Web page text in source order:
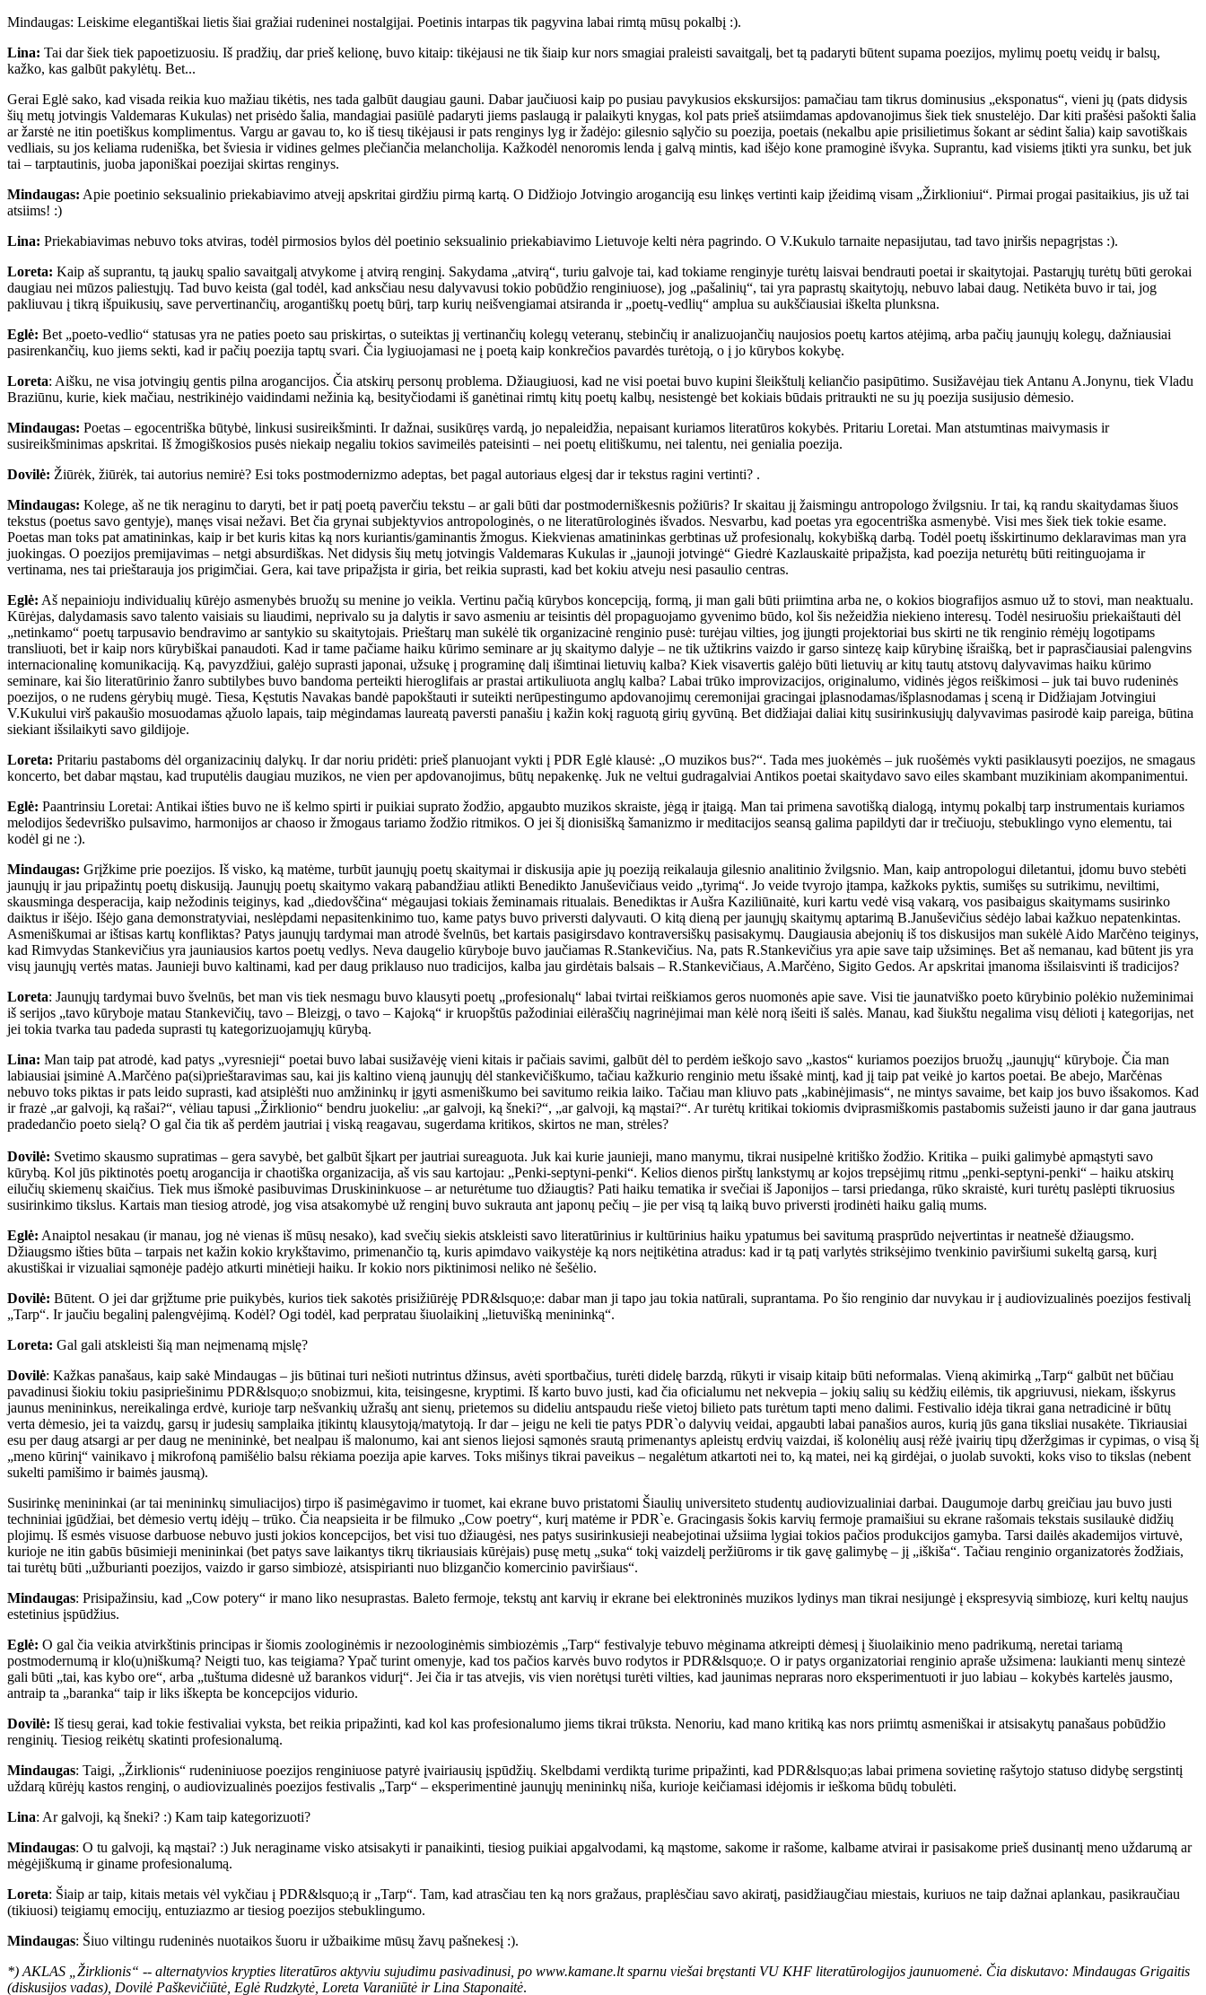
Mindaugas: Leiskime elegantiškai lietis šiai gražiai rudeninei nostalgijai. Poetinis intarpas tik pagyvina labai rimtą mūsų pokalbį :).
Lina: Tai dar šiek tiek papoetizuosiu. Iš pradžių, dar prieš kelionę, buvo kitaip: tikėjausi ne tik šiaip kur nors smagiai praleisti savaitgalį, bet tą padaryti būtent supama poezijos, mylimų poetų veidų ir balsų,
kažko, kas galbūt pakylėtų. Bet...
Gerai Eglė sako, kad visada reikia kuo mažiau tikėtis, nes tada galbūt daugiau gauni. Dabar jaučiuosi kaip po pusiau pavykusios ekskursijos: pamačiau tam tikrus dominusius „eksponatus“, vieni jų (pats didysis
šių metų jotvingis Valdemaras Kukulas) net prisėdo šalia, mandagiai pasiūlė padaryti jiems paslaugą ir palaikyti knygas, kol pats prieš atsiimdamas apdovanojimus šiek tiek snustelėjo. Dar kiti prašėsi pašokti šalia
ar žarstė ne itin poetiškus komplimentus. Vargu ar gavau to, ko iš tiesų tikėjausi ir pats renginys lyg ir žadėjo: gilesnio sąlyčio su poezija, poetais (nekalbu apie prisilietimus šokant ar sėdint šalia) kaip savotiškais
vedliais, su jos keliama rudeniška, bet šviesia ir vidines gelmes plečiančia melancholija. Kažkodėl nenoromis lenda į galvą mintis, kad išėjo kone pramoginė išvyka. Suprantu, kad visiems įtikti yra sunku, bet juk
tai – tarptautinis, juoba japoniškai poezijai skirtas renginys.
Mindaugas: Apie poetinio seksualinio priekabiavimo atvejį apskritai girdžiu pirmą kartą. O Didžiojo Jotvingio aroganciją esu linkęs vertinti kaip įžeidimą visam „Žirklioniui“. Pirmai progai pasitaikius, jis už tai
atsiims! :)
Lina: Priekabiavimas nebuvo toks atviras, todėl pirmosios bylos dėl poetinio seksualinio priekabiavimo Lietuvoje kelti nėra pagrindo. O V.Kukulo tarnaite nepasijutau, tad tavo įniršis nepagrįstas :).
Loreta: Kaip aš suprantu, tą jaukų spalio savaitgalį atvykome į atvirą renginį. Sakydama „atvirą“, turiu galvoje tai, kad tokiame renginyje turėtų laisvai bendrauti poetai ir skaitytojai. Pastarųjų turėtų būti gerokai
daugiau nei mūzos paliestųjų. Tad buvo keista (gal todėl, kad anksčiau nesu dalyvavusi tokio pobūdžio renginiuose), jog „pašalinių“, tai yra paprastų skaitytojų, nebuvo labai daug. Netikėta buvo ir tai, jog
pakliuvau į tikrą išpuikusių, save pervertinančių, arogantiškų poetų būrį, tarp kurių neišvengiamai atsiranda ir „poetų-vedlių“ amplua su aukščiausiai iškelta plunksna.
Eglė: Bet „poeto-vedlio“ statusas yra ne paties poeto sau priskirtas, o suteiktas jį vertinančių kolegų veteranų, stebinčių ir analizuojančių naujosios poetų kartos atėjimą, arba pačių jaunųjų kolegų, dažniausiai
pasirenkančių, kuo jiems sekti, kad ir pačių poezija taptų svari. Čia lygiuojamasi ne į poetą kaip konkrečios pavardės turėtoją, o į jo kūrybos kokybę.
Loreta: Aišku, ne visa jotvingių gentis pilna arogancijos. Čia atskirų personų problema. Džiaugiuosi, kad ne visi poetai buvo kupini šleikštulį keliančio pasipūtimo. Susižavėjau tiek Antanu A.Jonynu, tiek Vladu
Braziūnu, kurie, kiek mačiau, nestrikinėjo vaidindami nežinia ką, besityčiodami iš ganėtinai rimtų kitų poetų kalbų, nesistengė bet kokiais būdais pritraukti ne su jų poezija susijusio dėmesio.
Mindaugas: Poetas – egocentriška būtybė, linkusi susireikšminti. Ir dažnai, susikūręs vardą, jo nepaleidžia, nepaisant kuriamos literatūros kokybės. Pritariu Loretai. Man atstumtinas maivymasis ir
susireikšminimas apskritai. Iš žmogiškosios pusės niekaip negaliu tokios savimeilės pateisinti – nei poetų elitiškumu, nei talentu, nei genialia poezija.
Dovilė: Žiūrėk, žiūrėk, tai autorius nemirė? Esi toks postmodernizmo adeptas, bet pagal autoriaus elgesį dar ir tekstus ragini vertinti? .
Mindaugas: Kolege, aš ne tik neraginu to daryti, bet ir patį poetą paverčiu tekstu – ar gali būti dar postmoderniškesnis požiūris? Ir skaitau jį žaismingu antropologo žvilgsniu. Ir tai, ką randu skaitydamas šiuos
tekstus (poetus savo gentyje), manęs visai nežavi. Bet čia grynai subjektyvios antropologinės, o ne literatūrologinės išvados. Nesvarbu, kad poetas yra egocentriška asmenybė. Visi mes šiek tiek tokie esame.
Poetas man toks pat amatininkas, kaip ir bet kuris kitas ką nors kuriantis/gaminantis žmogus. Kiekvienas amatininkas gerbtinas už profesionalų, kokybišką darbą. Todėl poetų išskirtinumo deklaravimas man yra
juokingas. O poezijos premijavimas – netgi absurdiškas. Net didysis šių metų jotvingis Valdemaras Kukulas ir „jaunoji jotvingė“ Giedrė Kazlauskaitė pripažįsta, kad poezija neturėtų būti reitinguojama ir
vertinama, nes tai prieštarauja jos prigimčiai. Gera, kai tave pripažįsta ir giria, bet reikia suprasti, kad bet kokiu atveju nesi pasaulio centras.
Eglė: Aš nepainioju individualių kūrėjo asmenybės bruožų su menine jo veikla. Vertinu pačią kūrybos koncepciją, formą, ji man gali būti priimtina arba ne, o kokios biografijos asmuo už to stovi, man neaktualu.
Kūrėjas, dalydamasis savo talento vaisiais su liaudimi, neprivalo su ja dalytis ir savo asmeniu ar teisintis dėl propaguojamo gyvenimo būdo, kol šis nežeidžia niekieno interesų. Todėl nesiruošiu priekaištauti dėl
„netinkamo“ poetų tarpusavio bendravimo ar santykio su skaitytojais. Prieštarų man sukėlė tik organizacinė renginio pusė: turėjau vilties, jog įjungti projektoriai bus skirti ne tik renginio rėmėjų logotipams
transliuoti, bet ir kaip nors kūrybiškai panaudoti. Kad ir tame pačiame haiku kūrimo seminare ar jų skaitymo dalyje – ne tik užtikrins vaizdo ir garso sintezę kaip kūrybinę išraišką, bet ir paprasčiausiai palengvins
internacionalinę komunikaciją. Ką, pavyzdžiui, galėjo suprasti japonai, užsukę į programinę dalį išimtinai lietuvių kalba? Kiek visavertis galėjo būti lietuvių ar kitų tautų atstovų dalyvavimas haiku kūrimo
seminare, kai šio literatūrinio žanro subtilybes buvo bandoma perteikti hieroglifais ar prastai artikuliuota anglų kalba? Labai trūko improvizacijos, originalumo, vidinės jėgos reiškimosi – juk tai buvo rudeninės
poezijos, o ne rudens gėrybių mugė. Tiesa, Kęstutis Navakas bandė papokštauti ir suteikti nerūpestingumo apdovanojimų ceremonijai gracingai įplasnodamas/išplasnodamas į sceną ir Didžiajam Jotvingiui
V.Kukului virš pakaušio mosuodamas ąžuolo lapais, taip mėgindamas laureatą paversti panašiu į kažin kokį raguotą girių gyvūną. Bet didžiajai daliai kitų susirinkusiųjų dalyvavimas pasirodė kaip pareiga, būtina
siekiant išsilaikyti savo gildijoje.
Loreta: Pritariu pastaboms dėl organizacinių dalykų. Ir dar noriu pridėti: prieš planuojant vykti į PDR Eglė klausė: „O muzikos bus?“. Tada mes juokėmės – juk ruošėmės vykti pasiklausyti poezijos, ne smagaus
koncerto, bet dabar mąstau, kad truputėlis daugiau muzikos, ne vien per apdovanojimus, būtų nepakenkę. Juk ne veltui gudragalviai Antikos poetai skaitydavo savo eiles skambant muzikiniam akompanimentui.
Eglė: Paantrinsiu Loretai: Antikai išties buvo ne iš kelmo spirti ir puikiai suprato žodžio, apgaubto muzikos skraiste, jėgą ir įtaigą. Man tai primena savotišką dialogą, intymų pokalbį tarp instrumentais kuriamos
melodijos šedevriško pulsavimo, harmonijos ar chaoso ir žmogaus tariamo žodžio ritmikos. O jei šį dionisišką šamanizmo ir meditacijos seansą galima papildyti dar ir trečiuoju, stebuklingo vyno elementu, tai
kodėl gi ne :).
Mindaugas: Grįžkime prie poezijos. Iš visko, ką matėme, turbūt jaunųjų poetų skaitymai ir diskusija apie jų poeziją reikalauja gilesnio analitinio žvilgsnio. Man, kaip antropologui diletantui, įdomu buvo stebėti
jaunųjų ir jau pripažintų poetų diskusiją. Jaunųjų poetų skaitymo vakarą pabandžiau atlikti Benedikto Januševičiaus veido „tyrimą“. Jo veide tvyrojo įtampa, kažkoks pyktis, sumišęs su sutrikimu, neviltimi,
skausminga desperacija, kaip nežodinis teiginys, kad „diedovščina“ mėgaujasi tokiais žeminamais ritualais. Benediktas ir Aušra Kaziliūnaitė, kuri kartu vedė visą vakarą, vos pasibaigus skaitymams susirinko
daiktus ir išėjo. Išėjo gana demonstratyviai, neslėpdami nepasitenkinimo tuo, kame patys buvo priversti dalyvauti. O kitą dieną per jaunųjų skaitymų aptarimą B.Januševičius sėdėjo labai kažkuo nepatenkintas.
Asmeniškumai ar ištisas kartų konfliktas? Patys jaunųjų tardymai man atrodė švelnūs, bet kartais pasigirsdavo kontraversiškų pasisakymų. Daugiausia abejonių iš tos diskusijos man sukėlė Aido Marčėno teiginys,
kad Rimvydas Stankevičius yra jauniausios kartos poetų vedlys. Neva daugelio kūryboje buvo jaučiamas R.Stankevičius. Na, pats R.Stankevičius yra apie save taip užsiminęs. Bet aš nemanau, kad būtent jis yra
visų jaunųjų vertės matas. Jaunieji buvo kaltinami, kad per daug priklauso nuo tradicijos, kalba jau girdėtais balsais – R.Stankevičiaus, A.Marčėno, Sigito Gedos. Ar apskritai įmanoma išsilaisvinti iš tradicijos?
Loreta: Jaunųjų tardymai buvo švelnūs, bet man vis tiek nesmagu buvo klausyti poetų „profesionalų“ labai tvirtai reiškiamos geros nuomonės apie save. Visi tie jaunatviško poeto kūrybinio polėkio nužeminimai
iš serijos „tavo kūryboje matau Stankevičių, tavo – Bleizgį, o tavo – Kajoką“ ir kruopštūs pažodiniai eilėraščių nagrinėjimai man kėlė norą išeiti iš salės. Manau, kad šiukštu negalima visų dėlioti į kategorijas, net
jei tokia tvarka tau padeda suprasti tų kategorizuojamųjų kūrybą.
Lina: Man taip pat atrodė, kad patys „vyresnieji“ poetai buvo labai susižavėję vieni kitais ir pačiais savimi, galbūt dėl to perdėm ieškojo savo „kastos“ kuriamos poezijos bruožų „jaunųjų“ kūryboje. Čia man
labiausiai įsiminė A.Marčėno pa(si)prieštaravimas sau, kai jis kaltino vieną jaunųjų dėl stankevičiškumo, tačiau kažkurio renginio metu išsakė mintį, kad jį taip pat veikė jo kartos poetai. Be abejo, Marčėnas
nebuvo toks piktas ir pats leido suprasti, kad atsiplėšti nuo amžininkų ir įgyti asmeniškumo bei savitumo reikia laiko. Tačiau man kliuvo pats „kabinėjimasis“, ne mintys savaime, bet kaip jos buvo išsakomos. Kad
ir frazė „ar galvoji, ką rašai?“, vėliau tapusi „Žirklionio“ bendru juokeliu: „ar galvoji, ką šneki?“, „ar galvoji, ką mąstai?“. Ar turėtų kritikai tokiomis dviprasmiškomis pastabomis sužeisti jauno ir dar gana jautraus
pradedančio poeto sielą? O gal čia tik aš perdėm jautriai į viską reagavau, sugerdama kritikos, skirtos ne man, strėles?
Dovilė: Svetimo skausmo supratimas – gera savybė, bet galbūt šįkart per jautriai sureaguota. Juk kai kurie jaunieji, mano manymu, tikrai nusipelnė kritiško žodžio. Kritika – puiki galimybė apmąstyti savo
kūrybą. Kol jūs piktinotės poetų arogancija ir chaotiška organizacija, aš vis sau kartojau: „Penki-septyni-penki“. Kelios dienos pirštų lankstymų ar kojos trepsėjimų ritmu „penki-septyni-penki“ – haiku atskirų
eilučių skiemenų skaičius. Tiek mus išmokė pasibuvimas Druskininkuose – ar neturėtume tuo džiaugtis? Pati haiku tematika ir svečiai iš Japonijos – tarsi priedanga, rūko skraistė, kuri turėtų paslėpti tikruosius
susirinkimo tikslus. Kartais man tiesiog atrodė, jog visa atsakomybė už renginį buvo sukrauta ant japonų pečių – jie per visą tą laiką buvo priversti įrodinėti haiku galią mums.
Eglė: Anaiptol nesakau (ir manau, jog nė vienas iš mūsų nesako), kad svečių siekis atskleisti savo literatūrinius ir kultūrinius haiku ypatumus bei savitumą prasprūdo neįvertintas ir neatnešė džiaugsmo.
Džiaugsmo išties būta – tarpais net kažin kokio krykštavimo, primenančio tą, kuris apimdavo vaikystėje ką nors neįtikėtina atradus: kad ir tą patį varlytės striksėjimo tvenkinio paviršiumi sukeltą garsą, kurį
akustiškai ir vizualiai sąmonėje padėjo atkurti minėtieji haiku. Ir kokio nors piktinimosi neliko nė šešėlio.
Dovilė: Būtent. O jei dar grįžtume prie puikybės, kurios tiek sakotės prisižiūrėję PDR&lsquo;e: dabar man ji tapo jau tokia natūrali, suprantama. Po šio renginio dar nuvykau ir į audiovizualinės poezijos festivalį
„Tarp“. Ir jaučiu begalinį palengvėjimą. Kodėl? Ogi todėl, kad perpratau šiuolaikinį „lietuvišką menininką“.
Loreta: Gal gali atskleisti šią man neįmenamą mįslę?
Dovilė: Kažkas panašaus, kaip sakė Mindaugas – jis būtinai turi nešioti nutrintus džinsus, avėti sportbačius, turėti didelę barzdą, rūkyti ir visaip kitaip būti neformalas. Vieną akimirką „Tarp“ galbūt net būčiau
pavadinusi šiokiu tokiu pasipriešinimu PDR&lsquo;o snobizmui, kita, teisingesne, kryptimi. Iš karto buvo justi, kad čia oficialumu net nekvepia – jokių salių su kėdžių eilėmis, tik apgriuvusi, niekam, išskyrus
jaunus menininkus, nereikalinga erdvė, kurioje tarp nešvankių užrašų ant sienų, prietemos su dideliu antspaudu rieše vietoj bilieto pats turėtum tapti meno dalimi. Festivalio idėja tikrai gana netradicinė ir būtų
verta dėmesio, jei ta vaizdų, garsų ir judesių samplaika įtikintų klausytoją/matytoją. Ir dar – jeigu ne keli tie patys PDR`o dalyvių veidai, apgaubti labai panašios auros, kurią jūs gana tiksliai nusakėte. Tikriausiai
esu per daug atsargi ar per daug ne menininkė, bet nealpau iš malonumo, kai ant sienos liejosi sąmonės srautą primenantys apleistų erdvių vaizdai, iš kolonėlių ausį rėžė įvairių tipų džeržgimas ir cypimas, o visą šį
„meno kūrinį“ vainikavo į mikrofoną pamišėlio balsu rėkiama poezija apie karves. Toks mišinys tikrai paveikus – negalėtum atkartoti nei to, ką matei, nei ką girdėjai, o juolab suvokti, koks viso to tikslas (nebent
sukelti pamišimo ir baimės jausmą).
Susirinkę menininkai (ar tai menininkų simuliacijos) tirpo iš pasimėgavimo ir tuomet, kai ekrane buvo pristatomi Šiaulių universiteto studentų audiovizualiniai darbai. Daugumoje darbų greičiau jau buvo justi
techniniai įgūdžiai, bet dėmesio vertų idėjų – trūko. Čia neapsieita ir be filmuko „Cow poetry“, kurį matėme ir PDR`e. Gracingasis šokis karvių fermoje pramaišiui su ekrane rašomais tekstais susilaukė didžių
plojimų. Iš esmės visuose darbuose nebuvo justi jokios koncepcijos, bet visi tuo džiaugėsi, nes patys susirinkusieji neabejotinai užsiima lygiai tokios pačios produkcijos gamyba. Tarsi dailės akademijos virtuvė,
kurioje ne itin gabūs būsimieji menininkai (bet patys save laikantys tikrų tikriausiais kūrėjais) pusę metų „suka“ tokį vaizdelį peržiūroms ir tik gavę galimybę – jį „iškiša“. Tačiau renginio organizatorės žodžiais,
tai turėtų būti „užburianti poezijos, vaizdo ir garso simbiozė, atsispirianti nuo blizgančio komercinio paviršiaus“.
Mindaugas: Prisipažinsiu, kad „Cow potery“ ir mano liko nesuprastas. Baleto fermoje, tekstų ant karvių ir ekrane bei elektroninės muzikos lydinys man tikrai nesijungė į ekspresyvią simbiozę, kuri keltų naujus
estetinius įspūdžius.
Eglė: O gal čia veikia atvirkštinis principas ir šiomis zoologinėmis ir nezoologinėmis simbiozėmis „Tarp“ festivalyje tebuvo mėginama atkreipti dėmesį į šiuolaikinio meno padrikumą, neretai tariamą
postmodernumą ir klo(u)niškumą? Neigti tuo, kas teigiama? Ypač turint omenyje, kad tos pačios karvės buvo rodytos ir PDR&lsquo;e. O ir patys organizatoriai renginio apraše užsimena: laukianti menų sintezė
gali būti „tai, kas kybo ore“, arba „tuštuma didesnė už barankos vidurį“. Jei čia ir tas atvejis, vis vien norėtųsi turėti vilties, kad jaunimas nepraras noro eksperimentuoti ir juo labiau – kokybės kartelės jausmo,
antraip ta „baranka“ taip ir liks iškepta be koncepcijos vidurio.
Dovilė: Iš tiesų gerai, kad tokie festivaliai vyksta, bet reikia pripažinti, kad kol kas profesionalumo jiems tikrai trūksta. Nenoriu, kad mano kritiką kas nors priimtų asmeniškai ir atsisakytų panašaus pobūdžio
renginių. Tiesiog reikėtų skatinti profesionalumą.
Mindaugas: Taigi, „Žirklionis“ rudeniniuose poezijos renginiuose patyrė įvairiausių įspūdžių. Skelbdami verdiktą turime pripažinti, kad PDR&lsquo;as labai primena sovietinę rašytojo statuso didybę sergstintį
uždarą kūrėjų kastos renginį, o audiovizualinės poezijos festivalis „Tarp“ – eksperimentinė jaunųjų menininkų niša, kurioje keičiamasi idėjomis ir ieškoma būdų tobulėti.
Lina: Ar galvoji, ką šneki? :) Kam taip kategorizuoti?
Mindaugas: O tu galvoji, ką mąstai? :) Juk neraginame visko atsisakyti ir panaikinti, tiesiog puikiai apgalvodami, ką mąstome, sakome ir rašome, kalbame atvirai ir pasisakome prieš dusinantį meno uždarumą ar
mėgėjiškumą ir giname profesionalumą.
Loreta: Šiaip ar taip, kitais metais vėl vykčiau į PDR&lsquo;ą ir „Tarp“. Tam, kad atrasčiau ten ką nors gražaus, praplėsčiau savo akiratį, pasidžiaugčiau miestais, kuriuos ne taip dažnai aplankau, pasikraučiau
(tikiuosi) teigiamų emocijų, entuziazmo ar tiesiog poezijos stebuklingumo.
Mindaugas: Šiuo viltingu rudeninės nuotaikos šuoru ir užbaikime mūsų žavų pašnekesį :).
*) AKLAS „Žirklionis“ -- alternatyvios krypties literatūros aktyviu sujudimu pasivadinusi, po www.kamane.lt sparnu viešai bręstanti VU KHF literatūrologijos jaunuomenė. Čia diskutavo: Mindaugas Grigaitis
(diskusijos vadas), Dovilė Paškevičiūtė, Eglė Rudzkytė, Loreta Varaniūtė ir Lina Staponaitė.